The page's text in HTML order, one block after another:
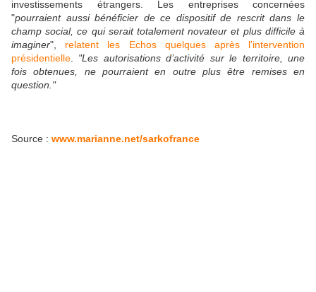
investissements étrangers. Les entreprises concernées
"pourraient aussi bénéficier de ce dispositif de rescrit dans le
champ social, ce qui serait totalement novateur et plus difficile à
imaginer", relatent les Echos quelques après l'intervention
présidentielle. "Les autorisations d’activité sur le territoire, une
fois obtenues, ne pourraient en outre plus être remises en
question."
Source : www.marianne.net/sarkofrance